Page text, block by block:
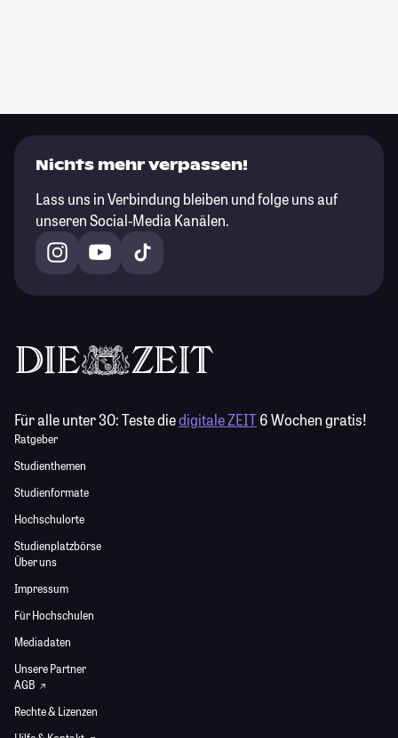
Nichts mehr verpassen!
Lass uns in Verbindung bleiben und folge uns auf
unseren Social-Media Kanälen.
Für alle unter 30:Teste diedigitale ZEIT6 Wochen gratis!
Ratgeber
Studienthemen
Studienformate
Hochschulorte
Studienplatzbörse
Über uns
Impressum
Für Hochschulen
Mediadaten
Unsere Partner
AGB
Rechte & Lizenzen